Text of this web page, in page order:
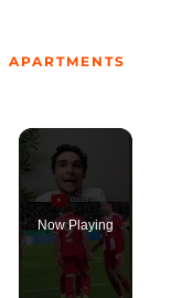
Now Playing